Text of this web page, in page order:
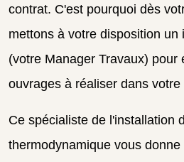
contrat. C'est pourquoi dès
mettons à votre disposition un
(votre Manager Travaux) pour
ouvrages à réaliser dans votre
Ce spécialiste de l'installation
thermodynamique vous